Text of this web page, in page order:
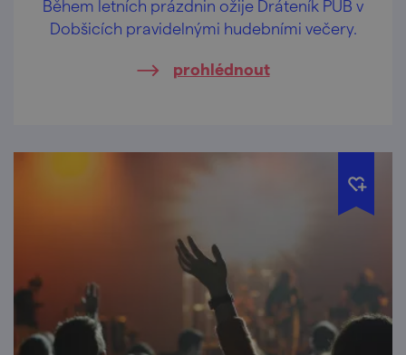
Během letních prázdnin ožije Dráteník PUB v
Dobšicích pravidelnými hudebními večery.
prohlédnout